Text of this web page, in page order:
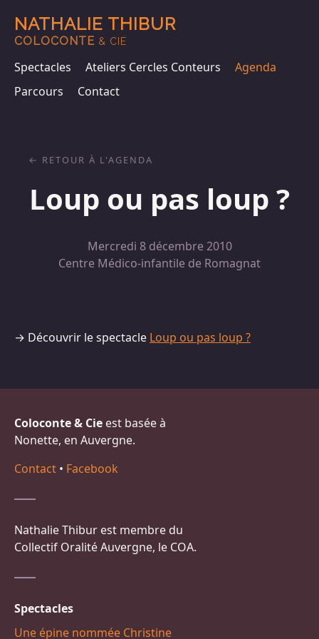
NATHALIE THIBUR
COLOCONTE & CIE
Spectacles Ateliers Cercles Conteurs
Agenda
Parcours
Contact
Loup ou pas loup ?
Mercredi 8 décembre 2010
Centre Médico-infantile de Romagnat
RETOUR À L'AGENDA
→ Découvrir le spectacle Loup ou pas loup ?
Coloconte & Cie est basée à
Nonette, en Auvergne.
Contact • Facebook
Nathalie Thibur est membre du
Collectif Oralité Auvergne, le COA.
Spectacles
Une épine nommée Christine